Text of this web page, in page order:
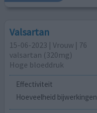
Valsartan
15-06-2023 | Vrouw | 76
valsartan (320mg)
Hoge bloeddruk
Effectiviteit
Hoeveelheid bijwerkingen